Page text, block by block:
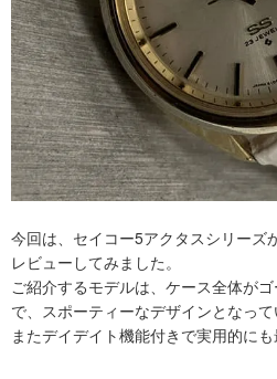
今回は、セイコー5アクタスシリーズ
レビューしてみました。
ご紹介するモデルは、ケース全体が
で、スポーティーなデザインとなって
またデイデイト機能付きで実用的にも